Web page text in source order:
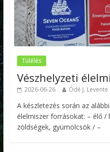
Túlélés
Vészhelyzeti
2026-06-26 Ódé J. Levente
A készletezés során az
élelmiszer forrásokat: – élő /
zöldségek, gyümölcsök / –